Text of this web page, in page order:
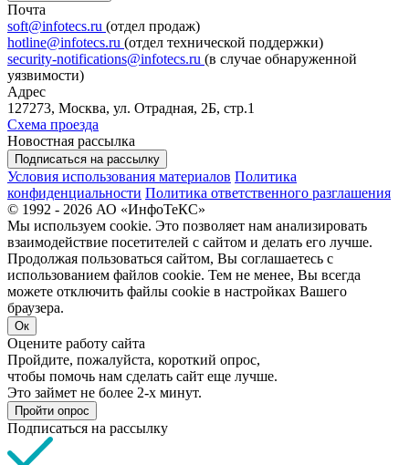
Почта
soft@infotecs.ru (отдел продаж)
hotline@infotecs.ru (отдел технической поддержки)
security-notifications@infotecs.ru (в случае обнаруженной
уязвимости)
Адрес
127273, Москва, ул. Отрадная, 2Б, стр.1
Схема проезда
Новостная рассылка
Подписаться на рассылку
Условия использования материалов Политика
конфиденциальности Политика ответственного разглашения
© 1992 - 2026 АО «ИнфоТеКС»
Мы используем cookie. Это позволяет нам анализировать
взаимодействие посетителей с сайтом и делать его лучше.
Продолжая пользоваться сайтом, Вы соглашаетесь с
использованием файлов cookie. Тем не менее, Вы всегда
можете отключить файлы cookie в настройках Вашего
браузера.
Ок
Оцените работу сайта
Пройдите, пожалуйста, короткий опрос,
чтобы помочь нам сделать сайт еще лучше.
Это займет не более 2-х минут.
Пройти опрос
Подписаться на рассылку